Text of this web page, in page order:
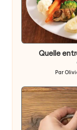
Posted
in
Quelle
Posted
by
Par